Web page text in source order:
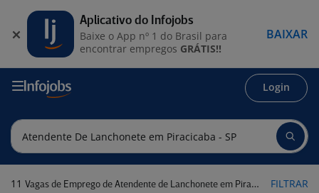
Login
11 Vagas de Emprego de Atendente de Lanchonete em Piracicaba - SP FILTRAR
Aplicativo do Infojobs
Baixe o App nº 1 do Brasil para
encontrar empregos GRÁTIS!!
BAIXAR